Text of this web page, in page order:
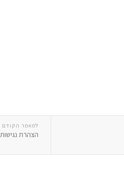
למאמר הקודם
הצהרת נגישות